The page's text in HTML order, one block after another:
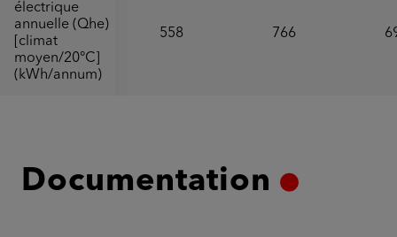
électrique
annuelle (Qhe)
[climat
moyen/20°C]
(kWh/annum)
558 766
Documentation